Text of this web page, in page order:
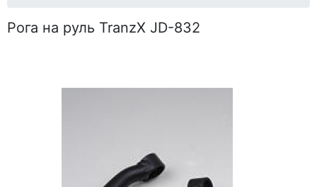
Рога на руль TranzX JD-832